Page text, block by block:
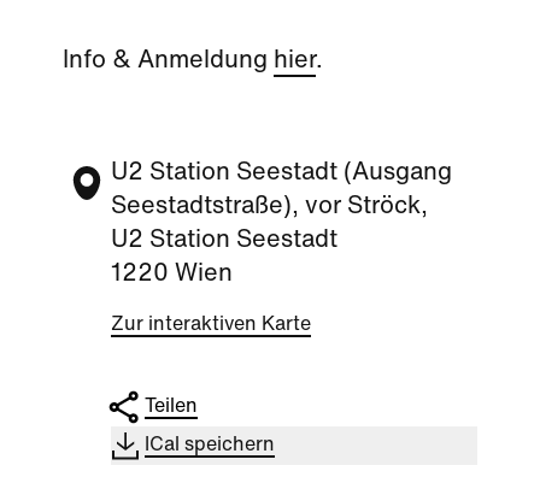
U2 Station Seestadt (Ausgang
Seestadtstraße), vor Ströck,
U2 Station Seestadt
1220 Wien
Zur interaktiven Karte
Teilen
ICal speichern
Info & Anmeldung hier.